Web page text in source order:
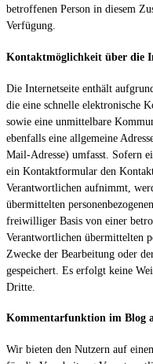
betroffenen Person in diesem
Verfügung.
Kontaktmöglichkeit über die
Die Internetseite enthält
die eine schnelle elektronische
sowie eine unmittelbare
ebenfalls eine allgemeine
Mail-Adresse) umfasst. Sofern
ein Kontaktformular den
Verantwortlichen aufnimmt,
übermittelten
freiwilliger Basis von einer
Verantwortlichen übermittelten
Zwecke der Bearbeitung oder
gespeichert. Es erfolgt keine
Dritte.
Kommentarfunktion im Blog
Wir bieten den Nutzern auf